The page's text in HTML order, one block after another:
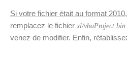
Si votre fichier était au format 2010
remplacez le fichier xl/vbaProject.bin
venez de modifier. Enfin,